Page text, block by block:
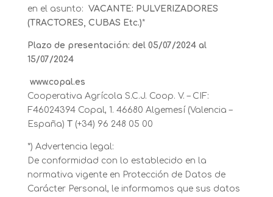
en el asunto: VACANTE: PULVERIZADORES
(TRACTORES, CUBAS Etc.)*
Plazo de presentación: del 05/07/2024 al
15/07/2024
www.copal.es
Cooperativa Agrícola S.C.J. Coop. V. – CIF:
F46024394 Copal, 1. 46680 Algemesí (Valencia –
España) T (+34) 96 248 05 00
*) Advertencia legal:
De conformidad con lo establecido en la
normativa vigente en Protección de Datos de
Carácter Personal, le informamos que sus datos